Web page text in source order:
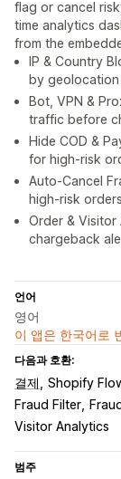
flag or cancel
time analytics
from the
IP & Country
by geolocation
Bot, VPN &
traffic before
Hide COD &
for high-risk
Auto-Cancel
high-risk
Order & Visitor
chargeback
언어
영어
이 앱은 한국어로
다음과 호환:
결제 Shopify
Fraud Filter
Visitor Analytics
범주